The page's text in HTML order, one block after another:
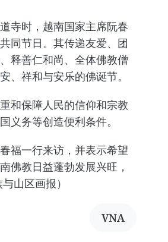
寺时，越南国家主席阮春
同节日。其传递友爱、团
释善仁和尚、全体佛教僧
、祥和与安乐的佛诞节。
和保障人民的信仰和宗教
义务等创造便利条件。
福一行来访，并表示希望
佛教日益蓬勃发展兴旺，
山区画报）
VNA